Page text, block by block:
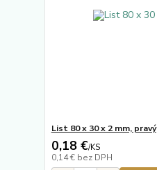
List 80 x 30 x 2 mm, pravý
0,18 €/KS
0,14 € bez DPH